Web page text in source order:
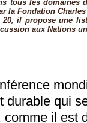
tous les domaines
la Fondation
il propose une
aux Nations
durable qui
il est